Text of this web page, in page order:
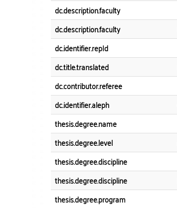
dc.description.faculty
dc.description.faculty
dc.identifier.repId
dc.title.translated
dc.contributor.referee
dc.identifier.aleph
thesis.degree.name
thesis.degree.level
thesis.degree.discipline
thesis.degree.discipline
thesis.degree.program